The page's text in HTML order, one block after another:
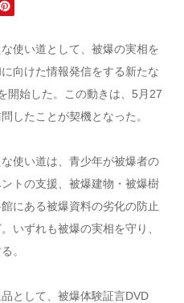
使い道として、被爆の実相を
向けた情報発信をする新たな
開始した。この動きは、5月27
したことが契機となった。
使い道は、青少年が被爆者の
トの支援、被爆建物・被爆樹
にある被爆資料の劣化の防止
いずれも被爆の実相を守り、
。
として、被爆体験証言DVD